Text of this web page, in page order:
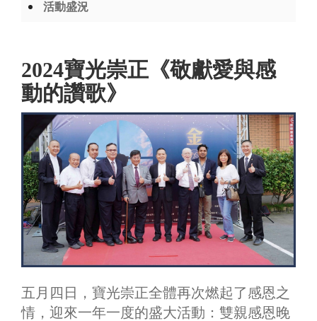
活動盛況
2024寶光崇正《敬獻愛與感
動的讚歌》
五月四日，寶光崇正全體再次燃起了感恩之
情，迎來一年一度的盛大活動：雙親感恩晚